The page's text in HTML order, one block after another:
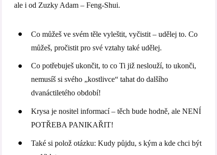
ale i od Zuzky Adam – Feng-Shui.
Co můžeš ve svém těle vyleštit, vyčistit – udělej to. Co
můžeš, pročistit pro své vztahy také udělej.
Co potřebuješ ukončit, to co Ti již neslouží, to ukonči,
nemusíš si svého „kostlivce“ tahat do dalšího
dvanáctiletého období!
Krysa je nositel informací – těch bude hodně, ale NENÍ
POTŘEBA PANIKAŘIT!
Také si polož otázku: Kudy půjdu, s kým a kde chci být